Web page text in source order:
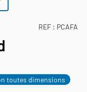
REF : PCAFA
toutes dimensions